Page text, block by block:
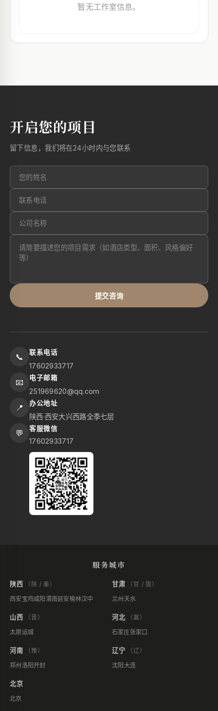
暂无工作室信息。
开启您的项目
留下信息，我们将在24小时内与您联系
提交咨询
📞 联系电话
17602933717
📧 电子邮箱
251969620@qq.com
📍 办公地址
陕西·西安大兴西路全季七层
💬 客服微信
17602933717
服务城市
陕西
（陕 / 秦）
西安宝鸡咸阳 渭南延安榆林汉中
甘肃
（甘 / 陇）
兰州 天水
山西
（晋）
太原运城
河北
（冀）
石家庄张家口
河南
（豫）
郑州 洛阳开封
辽宁
（辽）
沈阳 大连
北京
北京